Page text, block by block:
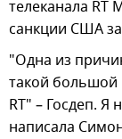
телеканала RT
санкции США
"Одна из
такой большой
RT" – Госдеп.
написала